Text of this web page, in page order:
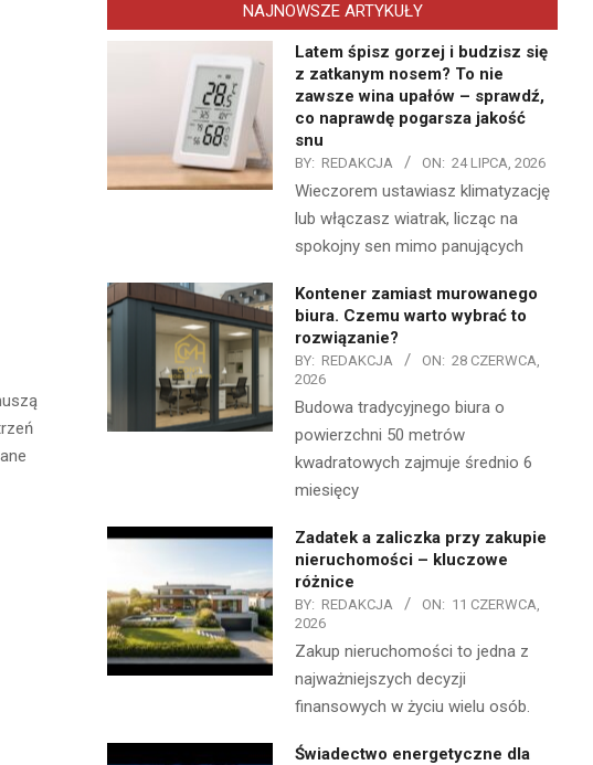
NAJNOWSZE ARTYKUŁY
Latem śpisz gorzej i budzisz się
z zatkanym nosem? To nie
zawsze wina upałów – sprawdź,
co naprawdę pogarsza jakość
snu
BY: REDAKCJA ON: 24 LIPCA, 2026
Wieczorem ustawiasz klimatyzację
lub włączasz wiatrak, licząc na
spokojny sen mimo panujących
Kontener zamiast murowanego
biura. Czemu warto wybrać to
rozwiązanie?
BY: REDAKCJA ON: 28 CZERWCA,
2026
Budowa tradycyjnego biura o
powierzchni 50 metrów
kwadratowych zajmuje średnio 6
miesięcy
Zadatek a zaliczka przy zakupie
nieruchomości – kluczowe
różnice
BY: REDAKCJA ON: 11 CZERWCA,
2026
Zakup nieruchomości to jedna z
najważniejszych decyzji
finansowych w życiu wielu osób.
Świadectwo energetyczne dla